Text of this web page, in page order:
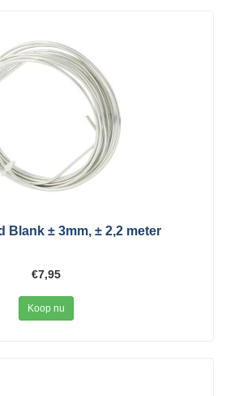
Blank ± 3mm, ± 2,2 meter
€7,95
Koop nu